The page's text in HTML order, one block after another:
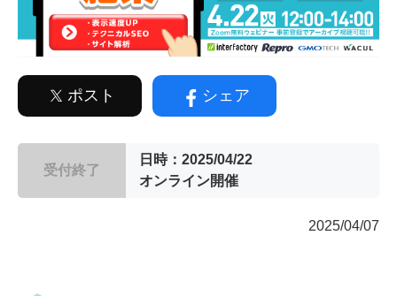
ポスト シェア
受付終了
日時：2025/04/22
オンライン開催
2025/04/07